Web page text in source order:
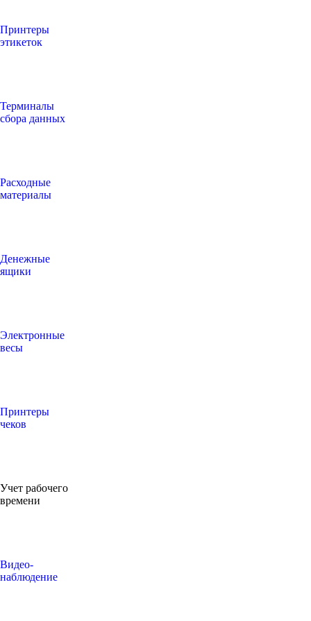
Принтеры
этикеток
Терминалы
сбора данных
Расходные
материалы
Денежные
ящики
Электронные
весы
Принтеры
чеков
Учет рабочего
времени
Видео‑
наблюдение